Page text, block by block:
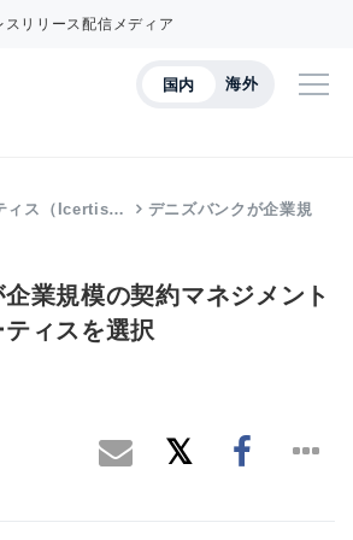
リリース配信メディア
国内 海外
ィス（Icertis… デニズバンクが企業規
業規模の契約マネジメント
ィスを選択